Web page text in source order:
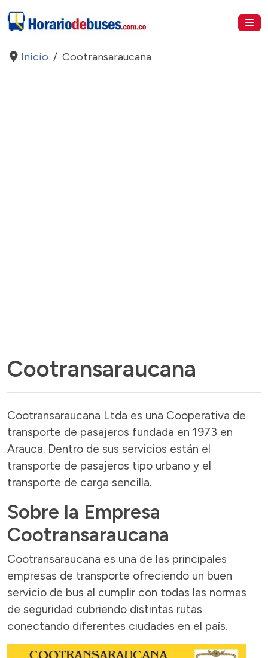
Inicio Cootransaraucana
Cootransaraucana
Cootransaraucana Ltda es una Cooperativa de
transporte de pasajeros fundada en 1973 en
Arauca. Dentro de sus servicios están el
transporte de pasajeros tipo urbano y el
transporte de carga sencilla.
Sobre la Empresa
Cootransaraucana
Cootransaraucana es una de las principales
empresas de transporte ofreciendo un buen
servicio de bus al cumplir con todas las normas
de seguridad cubriendo distintas rutas
conectando diferentes ciudades en el país.